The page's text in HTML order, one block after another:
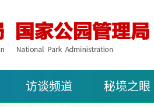
访谈频道 秘境之眼